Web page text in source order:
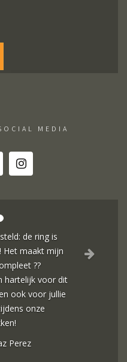
MEDIA
de ring is
Het maakt mijn
??
hartelijk voor dit
ook voor jullie
onze
Perez